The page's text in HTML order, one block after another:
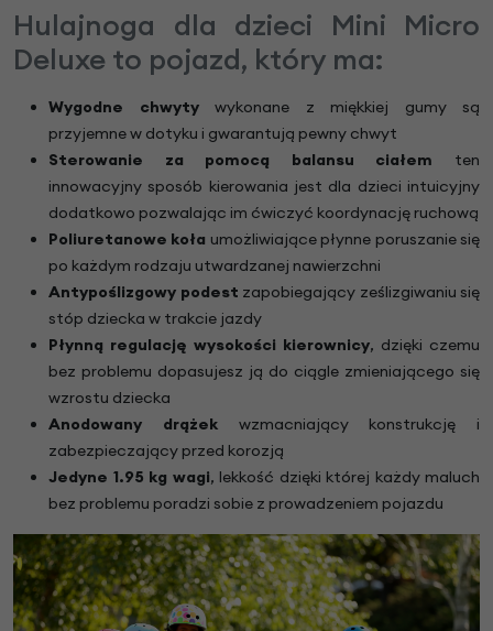
Hulajnoga dla dzieci Mini Micro
Deluxe to pojazd, który ma:
Wygodne chwytywykonane z miękkiej gumy są
przyjemne w dotyku i gwarantują pewny chwyt
Sterowanie za pomocą balansu ciałem ten
innowacyjny sposób kierowania jest dla dzieci intuicyjny
dodatkowo pozwalając im ćwiczyć koordynację ruchową
Poliuretanowe koła umożliwiające płynne poruszanie się
po każdym rodzaju utwardzanej nawierzchni
Antypoślizgowy podest zapobiegający ześlizgiwaniu się
stóp dziecka w trakcie jazdy
Płynną regulację wysokości kierownicy, dzięki czemu
bez problemu dopasujesz ją do ciągle zmieniającego się
wzrostu dziecka
Anodowany drążek wzmacniający konstrukcję i
zabezpieczający przed korozją
Jedyne 1.95 kg wagi, lekkość dzięki której każdy maluch
bez problemu poradzi sobie z prowadzeniem pojazdu